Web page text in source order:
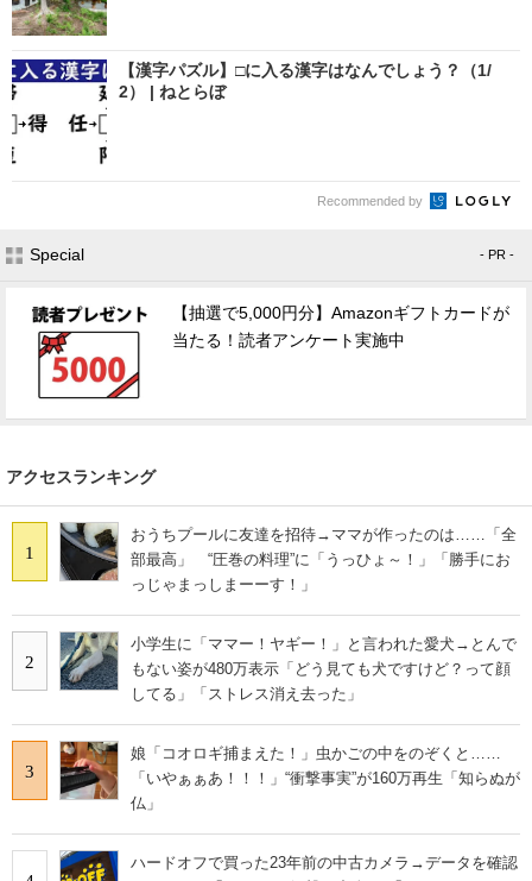
【漢字パズル】□に入る漢字はなんでしょう？（1/
2） | ねとらぼ
Recommended by
Special - PR -
【抽選で5,000円分】Amazonギフトカードが
当たる！読者アンケート実施中
アクセスランキング
1
おうちプールに友達を招待→ママが作ったのは……「全
部最高」 “圧巻の料理”に「うっひょ～！」「勝手にお
っじゃまっしまーーす！」
2
小学生に「ママー！ヤギー！」と言われた愛犬→とんで
もない姿が480万表示「どう見ても犬ですけど？って顔
してる」「ストレス消え去った」
3
娘「コオロギ捕まえた！」虫かごの中をのぞくと……
「いやぁぁあ！！！」“衝撃事実”が160万再生「知らぬが
仏」
ハードオフで買った23年前の中古カメラ→データを確認